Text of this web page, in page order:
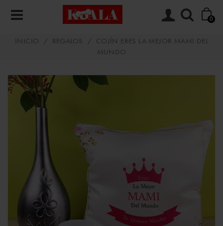
0
INICIO / REGALOS /
COJÍN ERES LA MEJOR MAMI DEL
MUNDO